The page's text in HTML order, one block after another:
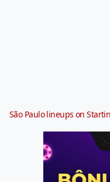
São Paulo lineups on